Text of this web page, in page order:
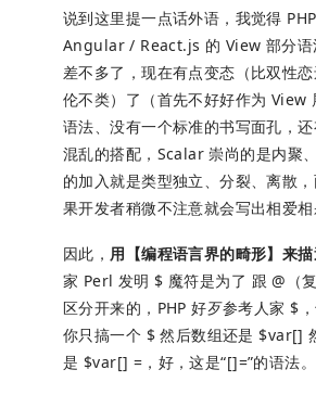
说到这里提一点话外语，我觉得
Angular / React.js 的 View 部分语
差不多了，现在有点变态（比双性
伦不类）了（首先不好好作为 View
语法、没有一个标准的书写面孔，
混乱的搭配，Scalar 崇尚的是内聚
的加入就是类型独立、分裂、离散
果开发者稍微不注意就会写出相爱相
因此， 用【编程语言界的畸形】来描
家 Perl 发明 $ 魔符是为了 跟 @（
区分开来的，PHP 好歹参考人家 $
你只搞一个 $ 然后数组还是 $var[]
是 $var[] =，好，这是“[]=”的语法。